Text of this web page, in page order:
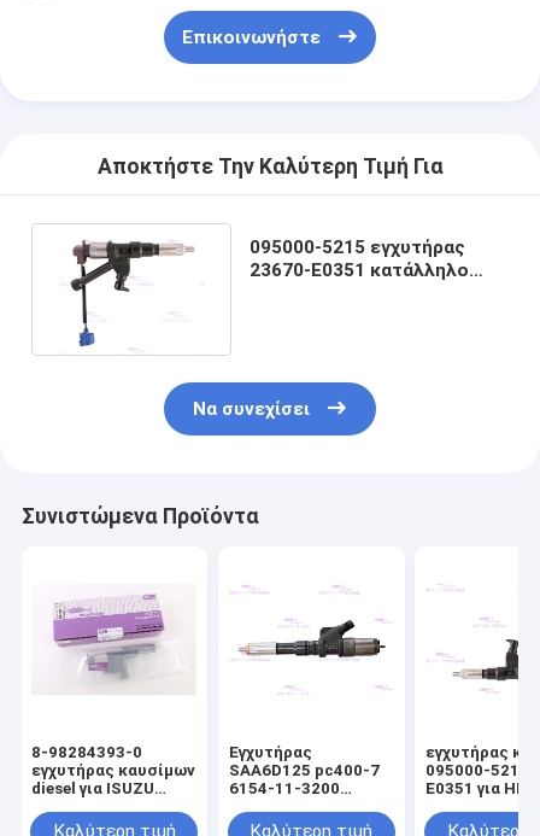
Επικοινωνήστε
Αποκτήστε Την Καλύτερη Τιμή Για
095000-5215 εγχυτήρας
23670-E0351 κατάλληλο
Να συνεχίσει
Συνιστώμενα Προϊόντα
8-98284393-0
εγχυτήρας καυσίμων
diesel για ISUZU
Εγχυτήρας
SAA6D125 pc400-7
6154-11-3200
KOMATSU
εγχυτήρας
095000-5215
E0351 για